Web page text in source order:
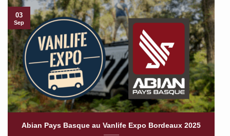
Abian Pays Basque au Vanlife Expo Bordeaux 2025
03
Sep